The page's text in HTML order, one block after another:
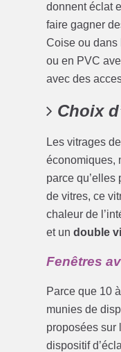
donnent éclat
faire gagner
Coise ou dans
ou en PVC
avec des
Choix
Les vitrages
économiques,
parce
de vitres, ce
chaleur de
et undouble
Fenêtres
Parce que 10
munies de
proposées sur
dispositif